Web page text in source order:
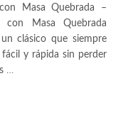
Masa Quebrada –
con Masa Quebrada
clásico que siempre
y rápida sin perder
…